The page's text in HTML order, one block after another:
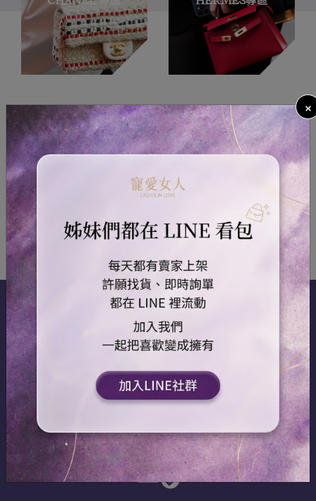
最新商品
今日 今日 今日
‹ ›
金流價金信託好安心
高鉅科技股份有限公司my pay金流串接，第三方平台價金信託買賣家都安
心收到貨確認無誤再撥款。提供賣家與消費者 (B2B2C ) 之間的金流、資
訊流服務的安全交易平台。
×